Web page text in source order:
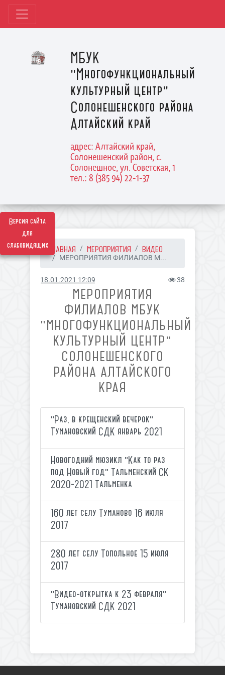
Версия сайта
для
слабовидящих
МБУК
"Многофункциональный
культурный центр"
Солонешенского района
Алтайский край
адрес: Алтайский край,
Солонешенский район, с.
Солонешное, ул. Советская, 1
тел.: 8 (385 94) 22-1-37
ГЛАВНАЯ МЕРОПРИЯТИЯ ВИДЕО
МЕРОПРИЯТИЯ ФИЛИАЛОВ М...
18.01.2021 12:09 38
МЕРОПРИЯТИЯ
ФИЛИАЛОВ МБУК
"МНОГОФУНКЦИОНАЛЬНЫЙ
КУЛЬТУРНЫЙ ЦЕНТР"
СОЛОНЕШЕНСКОГО
РАЙОНА АЛТАЙСКОГО
КРАЯ
"Раз, в крещенский вечерок"
Тумановский СДК январь 2021
Новогодний мюзикл "Как то раз
под Новый год" Тальменский СК
2020-2021 Тальменка
160 лет селу Туманово 16 июля
2017
280 лет селу Топольное 15 июля
2017
"Видео-открытка к 23 февраля"
Тумановский СДК 2021